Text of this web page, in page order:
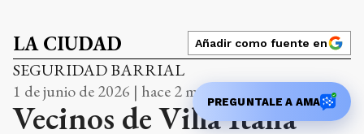
LA CIUDAD Añadir como fuente en
SEGURIDAD BARRIAL
1 de junio de 2026 | hace 2 meses
Vecinos de Villa Italia
PREGUNTALE A AMA